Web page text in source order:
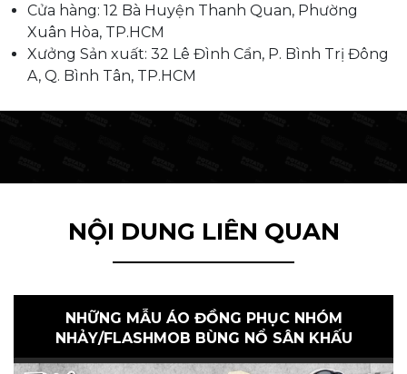
Cửa hàng: 12 Bà Huyện Thanh Quan, Phường
Xuân Hòa, TP.HCM
Xưởng Sản xuất: 32 Lê Đình Cẩn, P. Bình Trị Đông
A, Q. Bình Tân, TP.HCM
NỘI DUNG LIÊN QUAN
NHỮNG MẪU ÁO ĐỒNG PHỤC NHÓM
NHẢY/FLASHMOB BÙNG NỔ SÂN KHẤU